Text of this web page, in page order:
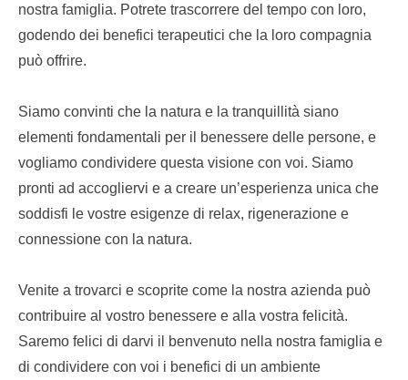
nostra famiglia. Potrete trascorrere del tempo con loro,
godendo dei benefici terapeutici che la loro compagnia
può offrire.
Siamo convinti che la natura e la tranquillità siano
elementi fondamentali per il benessere delle persone, e
vogliamo condividere questa visione con voi. Siamo
pronti ad accogliervi e a creare un’esperienza unica che
soddisfi le vostre esigenze di relax, rigenerazione e
connessione con la natura.
Venite a trovarci e scoprite come la nostra azienda può
contribuire al vostro benessere e alla vostra felicità.
Saremo felici di darvi il benvenuto nella nostra famiglia e
di condividere con voi i benefici di un ambiente